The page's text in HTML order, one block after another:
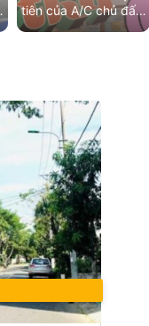
tiên của A/C chủ đất
và kết nối nhẹ nhàng